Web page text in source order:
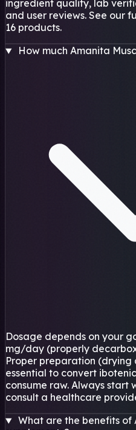
ingredient quality, lab
and user reviews. See our
16 products.
How much Amanita
Dosage depends on your
mg/day (properly
Proper preparation
essential to convert
consume raw. Always start
consult a healthcare
What are the benefits of